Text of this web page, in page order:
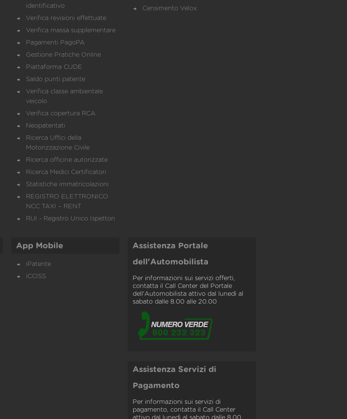
identificativo
Verifica revisioni effettuate
Verifica massa supplementare
Pagamenti PagoPA
Gestione Pratiche Online
Piattaforma CUDE
Saldo punti patente
Verifica classe ambientale
veicolo
Verifica copertura RCA
Neopatentati
Ricerca Uffici della
Motorizzazione Civile
Ricerca officine autorizzate
Ricerca Medici Certificatori
Statistiche immatricolazioni
REGISTRO ELETTRONICO
NCC TAXI – RENT
RUI - Registro Unico Ispettori
Censimento Velox
App Mobile
iPatente
iCCISS
Assistenza Portale
dell'Automobilista
Per informazioni sui servizi offerti,
contatta il Call Center del Portale
dell'Automobilista attivo dal lunedì al
sabato dalle 8.00 alle 20.00
Assistenza Servizi di
Pagamento
Per informazioni sui servizi di
pagamento, contatta il Call Center